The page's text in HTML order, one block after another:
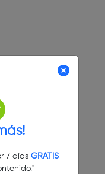
7 días GRATIS